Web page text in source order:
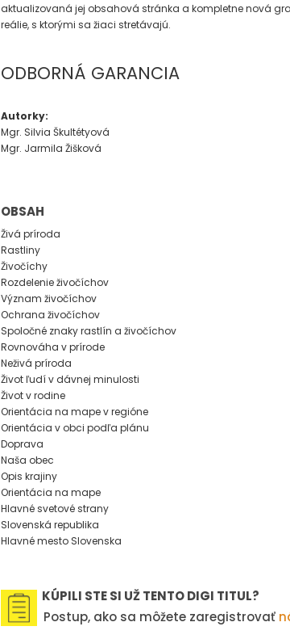
aktualizovaná jej obsahová stránka a kompletne nová
reálie, s ktorými sa žiaci stretávajú.
ODBORNÁ GARANCIA
Autorky:
Mgr. Silvia Škultétyová
Mgr. Jarmila Žišková
OBSAH
Živá príroda
Rastliny
Živočíchy
Rozdelenie živočíchov
Význam živočíchov
Ochrana živočíchov
Spoločné znaky rastlín a živočíchov
Rovnováha v prírode
Neživá príroda
Život ľudí v dávnej minulosti
Život v rodine
Orientácia na mape v regióne
Orientácia v obci podľa plánu
Doprava
Naša obec
Opis krajiny
Orientácia na mape
Hlavné svetové strany
Slovenská republika
Hlavné mesto Slovenska
KÚPILI STE SI UŽ TENTO DIGI TITUL?
Postup, ako sa môžete zaregistrovať